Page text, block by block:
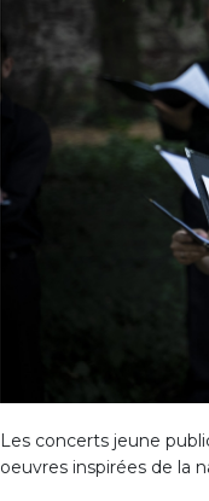
Les concerts jeune
oeuvres inspirées de la